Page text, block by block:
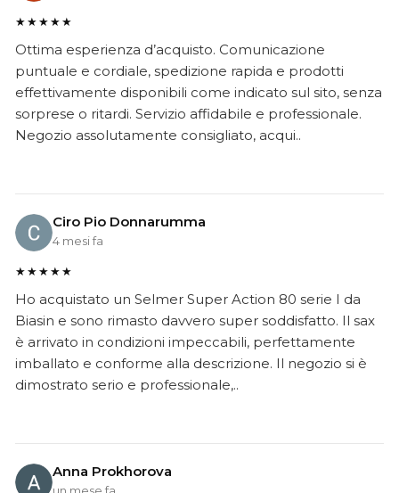
★★★★★
Ottima esperienza d’acquisto. Comunicazione
puntuale e cordiale, spedizione rapida e prodotti
effettivamente disponibili come indicato sul sito, senza
sorprese o ritardi. Servizio affidabile e professionale.
Negozio assolutamente consigliato, acqui..
Ciro Pio Donnarumma
4 mesi fa
★★★★★
Ho acquistato un Selmer Super Action 80 serie I da
Biasin e sono rimasto davvero super soddisfatto. Il sax
è arrivato in condizioni impeccabili, perfettamente
imballato e conforme alla descrizione. Il negozio si è
dimostrato serio e professionale,..
Anna Prokhorova